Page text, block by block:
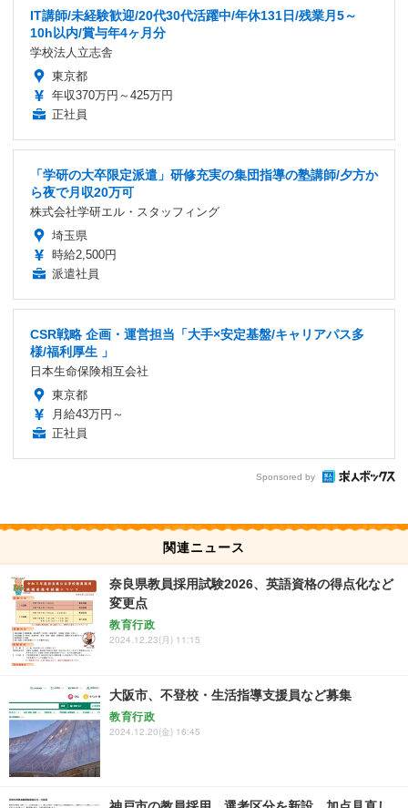
IT講師/未経験歓迎/20代30代活躍中/年休131日/残業月5～
10h以内/賞与年4ヶ月分
学校法人立志舎
東京都
年収370万円～425万円
正社員
「学研の大卒限定派遣」研修充実の集団指導の塾講師/夕方か
ら夜で月収20万可
株式会社学研エル・スタッフィング
埼玉県
時給2,500円
派遣社員
CSR戦略 企画・運営担当「大手×安定基盤/キャリアパス多
様/福利厚生 」
日本生命保険相互会社
東京都
月給43万円～
正社員
Sponsored by
関連ニュース
奈良県教員採用試験2026、英語資格の得点化など
変更点
教育行政
2024.12.23(月) 11:15
大阪市、不登校・生活指導支援員など募集
教育行政
2024.12.20(金) 16:45